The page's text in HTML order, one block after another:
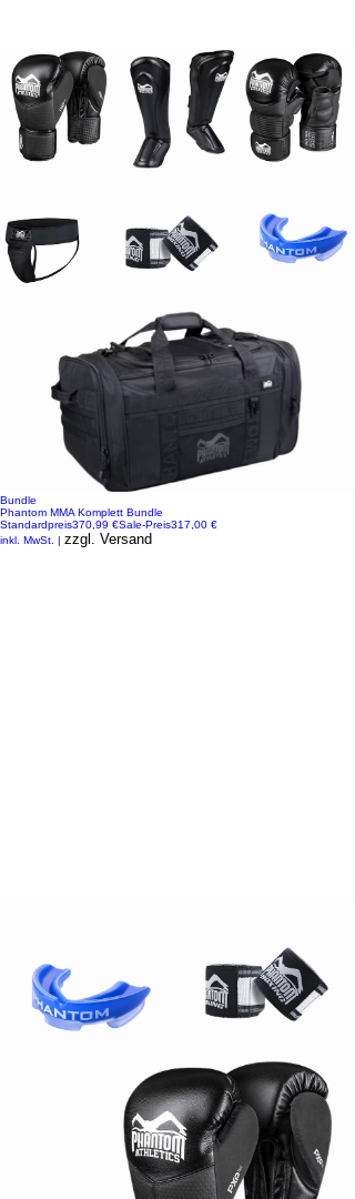
Bundle
Phantom MMA Komplett Bundle
Standardpreis370,99 €Sale-Preis317,00 €
inkl. MwSt. | zzgl. Versand